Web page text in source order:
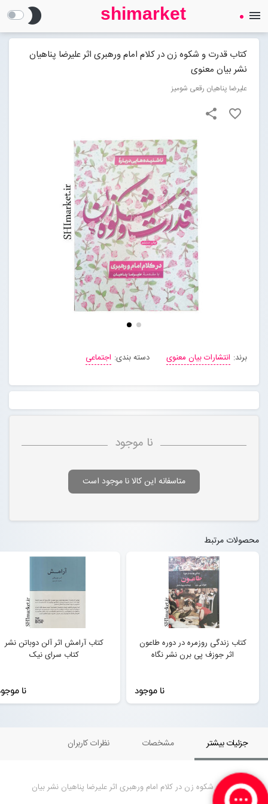
SHIMARKET
فروشگاه اینترنتی کتاب
درباره ما
بلاگ
brightness_2 shimarket menu
کتاب قدرت و شکوه زن در کلام امام ورهبری اثر علیرضا پناهیان
نشر بیان معنوی
علیرضا پناهیان رقعی شومیز
favorite_border
share
برند: انتشارات بیان معنوی دسته بندی: اجتماعی
نا موجود
متاسفانه این کالا نا موجود است
محصولات مرتبط
کتاب زندگی روزمره در دوره طاعون
اثر جوزف پی برن نشر نگاه
نا موجود
کتاب آرامش اثر آلن دوباتن نشر
کتاب سرای نیک
نا
جزئیات بیشتر مشخصات نظرات کاربران
کتاب قدرت و شکوه زن در کلام امام ورهبری اثر علیرضا پناهیان نشر بیان
معنوی